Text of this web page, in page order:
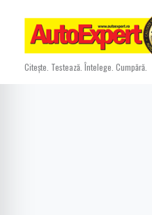
content
Citește. Testează. Întelege. Cumpără.